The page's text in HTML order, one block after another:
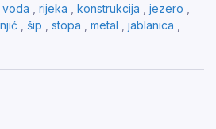
voda rijeka konstrukcija jezero
šip stopa metal jablanica